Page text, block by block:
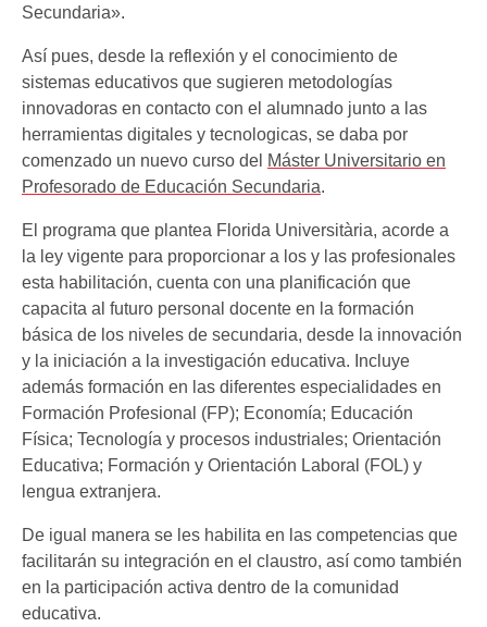
Secundaria».
Así pues, desde la reflexión y el conocimiento de
sistemas educativos que sugieren metodologías
innovadoras en contacto con el alumnado junto a las
herramientas digitales y tecnologicas, se daba por
comenzado un nuevo curso del Máster Universitario en
Profesorado de Educación Secundaria.
El programa que plantea Florida Universitària, acorde a
la ley vigente para proporcionar a los y las profesionales
esta habilitación, cuenta con una planificación que
capacita al futuro personal docente en la formación
básica de los niveles de secundaria, desde la innovación
y la iniciación a la investigación educativa. Incluye
además formación en las diferentes especialidades en
Formación Profesional (FP); Economía; Educación
Física; Tecnología y procesos industriales; Orientación
Educativa; Formación y Orientación Laboral (FOL) y
lengua extranjera.
De igual manera se les habilita en las competencias que
facilitarán su integración en el claustro, así como también
en la participación activa dentro de la comunidad
educativa.